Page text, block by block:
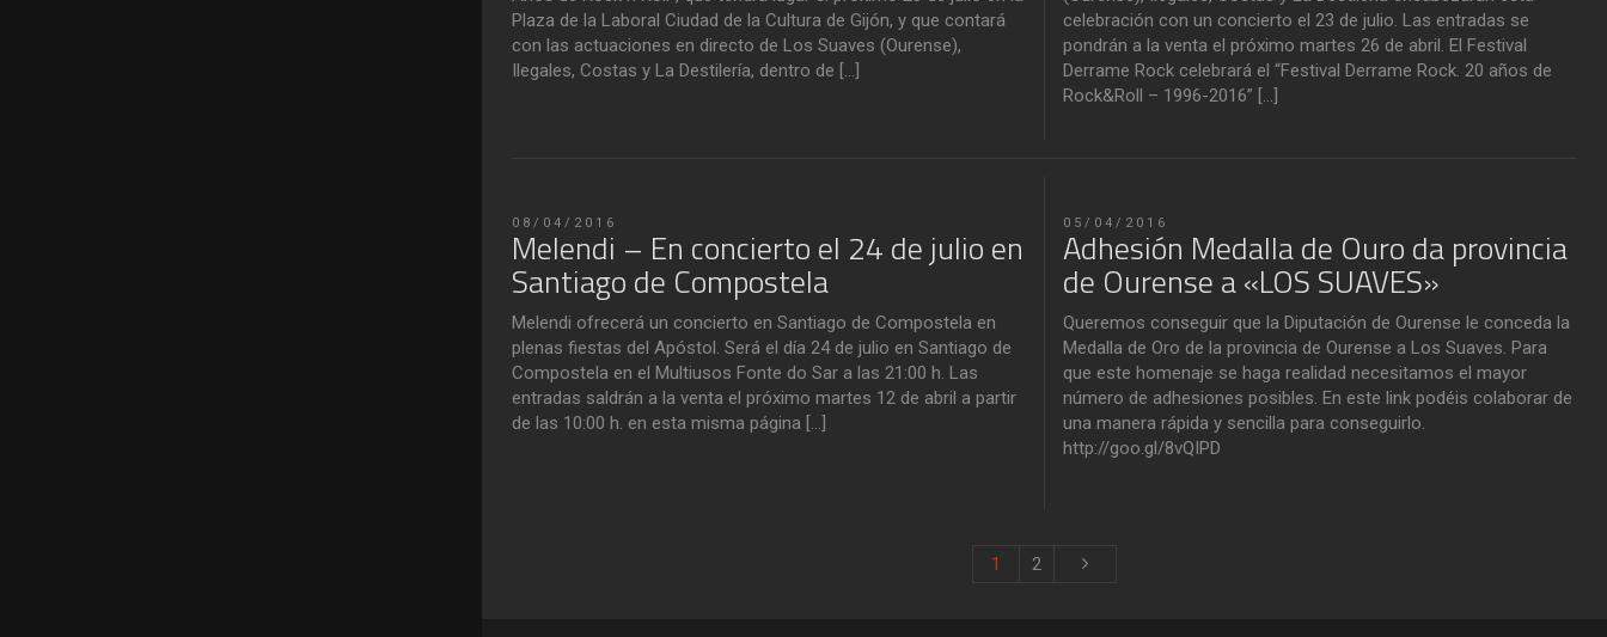
Plaza de la Laboral Ciudad de la Cultura de Gijón, y que contará
con las actuaciones en directo de Los Suaves (Ourense),
Ilegales, Costas y La Destilería, dentro de […]
celebración con un concierto el 23 de julio. Las entradas se
pondrán a la venta el próximo martes 26 de abril. El Festival
Derrame Rock celebrará el “Festival Derrame Rock. 20 años de
Rock&Roll – 1996-2016” […]
08/04/2016
Melendi – En concierto el 24 de julio en
Santiago de Compostela
Melendi ofrecerá un concierto en Santiago de Compostela en
plenas fiestas del Apóstol. Será el día 24 de julio en Santiago de
Compostela en el Multiusos Fonte do Sar a las 21:00 h. Las
entradas saldrán a la venta el próximo martes 12 de abril a partir
de las 10:00 h. en esta misma página […]
05/04/2016
Adhesión Medalla de Ouro da provincia
de Ourense a «LOS SUAVES»
Queremos conseguir que la Diputación de Ourense le conceda la
Medalla de Oro de la provincia de Ourense a Los Suaves. Para
que este homenaje se haga realidad necesitamos el mayor
número de adhesiones posibles. En este link podéis colaborar de
una manera rápida y sencilla para conseguirlo.
http://goo.gl/8vQIPD
1 2